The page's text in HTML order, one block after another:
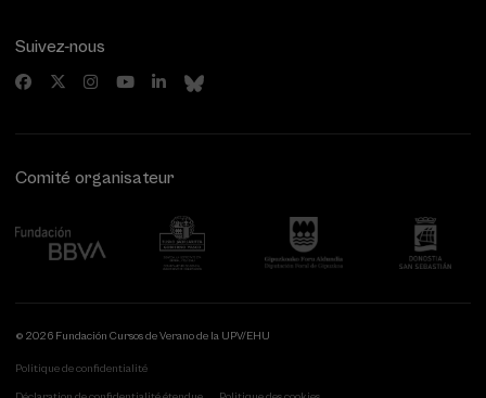
Suivez-nous
Comité organisateur
© 2026 Fundación Cursos de Verano de la UPV/EHU
Politique de confidentialité